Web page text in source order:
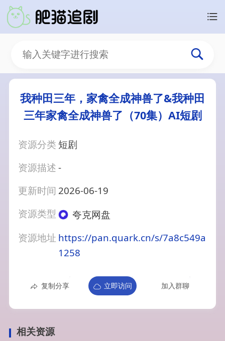
我种田三年，家禽全成神兽了&我种田
三年家禽全成神兽了（70集）AI短剧
资源分类 短剧
资源描述-
更新时间 2026-06-19
资源类型
夸克网盘
资源地址 https://pan.quark.cn/s/7a8c549a
1258
复制分享 立即访问 加入群聊
相关资源